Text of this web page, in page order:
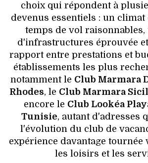
choix qui répondent à
devenus essentiels : un climat
temps de vol raisonnables,
d'infrastructures éprouvée
rapport entre prestations et
établissements les plus
notamment le Club Marmara
Rhodes, le Club Marmara
encore le Club Lookéa
Tunisie, autant d'adresses
l'évolution du club de
expérience davantage tournée
les loisirs et les